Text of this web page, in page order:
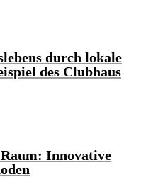
durch lokale
des Clubhaus
Innovative